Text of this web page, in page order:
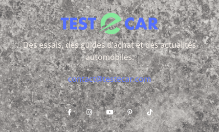
Des essais, des guides d’achat et des actualités
automobiles.
contact@testecar.com